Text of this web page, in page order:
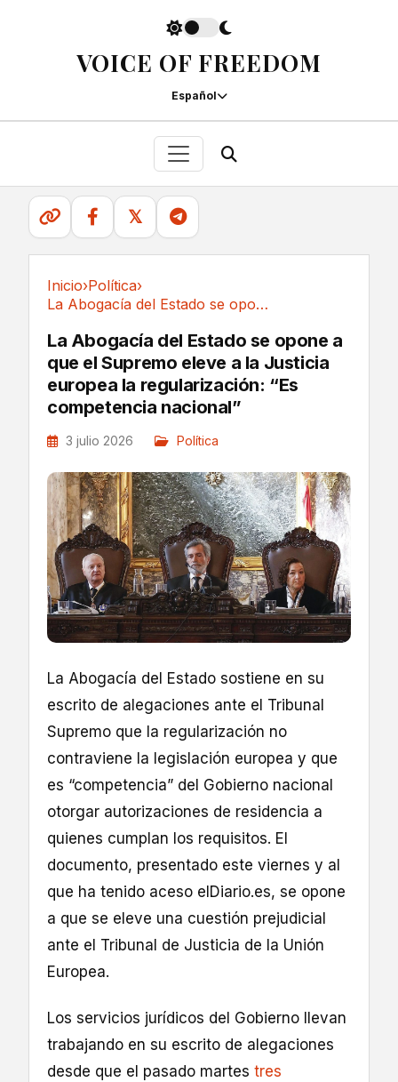
VOICE OF FREEDOM
Español
𝕏
Inicio›Política›
La Abogacía del Estado se opone a que el...
La Abogacía del Estado se opone a
que el Supremo eleve a la Justicia
europea la regularización: “Es
competencia nacional”
3 julio 2026 Política
La Abogacía del Estado sostiene en su
escrito de alegaciones ante el Tribunal
Supremo que la regularización no
contraviene la legislación europea y que
es “competencia” del Gobierno nacional
otorgar autorizaciones de residencia a
quienes cumplan los requisitos. El
documento, presentado este viernes y al
que ha tenido aceso elDiario.es, se opone
a que se eleve una cuestión prejudicial
ante el Tribunal de Justicia de la Unión
Europea.
Los servicios jurídicos del Gobierno llevan
trabajando en su escrito de alegaciones
desde que el pasado martes tres